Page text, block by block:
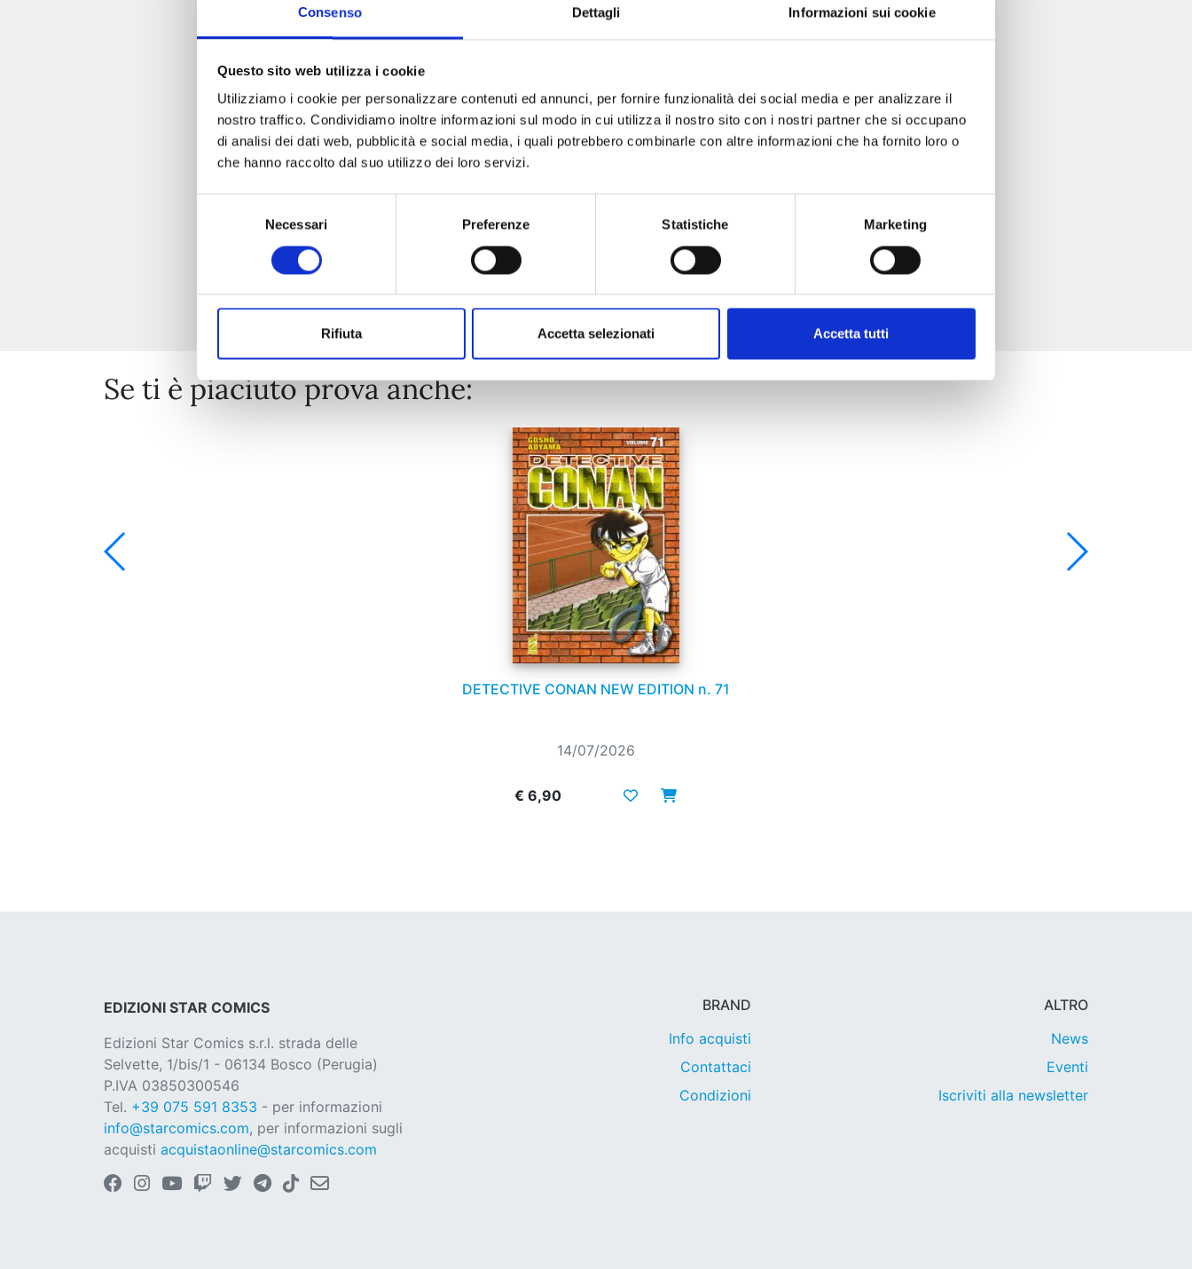
Consenso Dettagli Informazioni sui cookie
Questo sito web utilizza i cookie
Utilizziamo i cookie per personalizzare contenuti ed annunci, per fornire funzionalità dei social media e per analizzare il
nostro traffico. Condividiamo inoltre informazioni sul modo in cui utilizza il nostro sito con i nostri partner che si occupano
di analisi dei dati web, pubblicità e social media, i quali potrebbero combinarle con altre informazioni che ha fornito loro o
che hanno raccolto dal suo utilizzo dei loro servizi.
Necessari Preferenze Statistiche Marketing
Rifiuta Accetta selezionati Accetta tutti
04/11/2025
€ 9,00
Se ti è piaciuto prova anche:
DETECTIVE CONAN NEW EDITION n. 71
14/07/2026
€ 6,90
EDIZIONI STAR COMICS
Edizioni Star Comics s.r.l. strada delle
Selvette, 1/bis/1 - 06134 Bosco (Perugia)
P.IVA 03850300546
Tel. +39 075 591 8353 - per informazioni
info@starcomics.com, per informazioni sugli
acquisti acquistaonline@starcomics.com
BRAND
Info acquisti
Contattaci
Condizioni
ALTRO
News
Eventi
Iscriviti alla newsletter